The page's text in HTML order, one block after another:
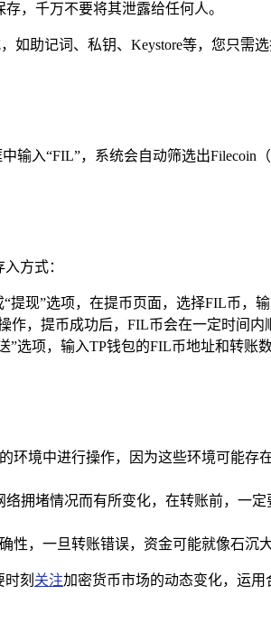
，千万不要将其泄露给任何人。
助记词、私钥、Keystore等，您只需
输入“FIL”，系统会自动筛选出Filecoin
方式：
现”选项，在提币页面，选择FIL币，
，提币成功后，FIL币会在一定时间内
”选项，输入TP钱包的FIL币地址和转账
环境中进行操作，因为这些环境可能
拥堵情况而有所变化，在转账前，一
，一旦转账错误，资金可能就像石沉
刻 关注加密货币市场的动态变化，运